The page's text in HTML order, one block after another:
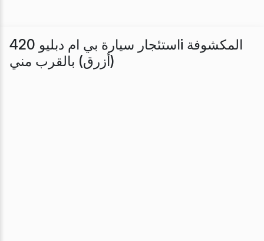
استئجار سيارة بي ام دبليو 420i المكشوفة
(أزرق) بالقرب مني